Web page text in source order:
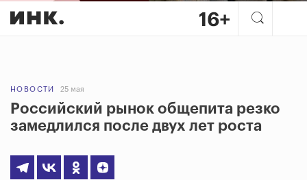
НОВОСТИ 25 мая
Российский рынок общепита резко
замедлился после двух лет роста